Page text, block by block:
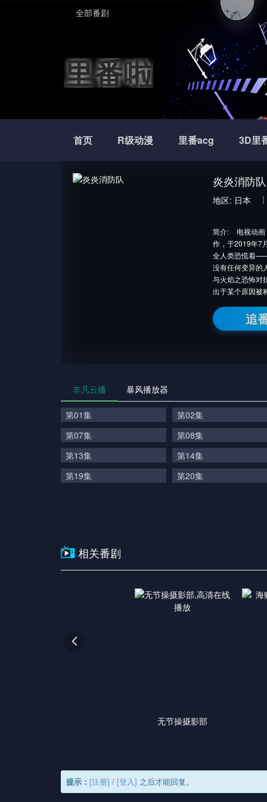
全部番剧
里番啦
首页 R级动漫 里番acg 3D里
炎炎消防队
地区: 日本
简介:
电视动
作，于2019年7
全人类恐慌着
没有任何变异的
与火焰之恐怖对
出于某个原因被
追
非凡云播 暴风播放器
第01集
第02集
第07集
第08集
第13集
第14集
第19集
第20集
相关番剧
无节操摄影部

提示： [注册] / [登入] 之后才能回复。